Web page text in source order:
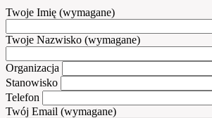
Twoje Imię (wymagane)
Twoje Nazwisko (wymagane)
Organizacja
Stanowisko
Telefon
Twój Email (wymagane)